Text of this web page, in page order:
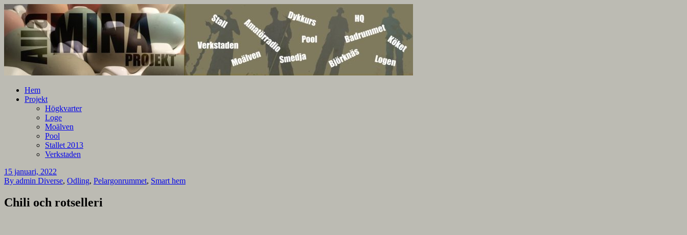
Alla mina projekt
En blogg om mina projekt
Hem
Projekt
Högkvarter
Loge
Moälven
Pool
Stallet 2013
Verkstaden
15 januari, 2022
By admin Diverse, Odling, Pelargonrummet, Smart hem
Chili och rotselleri